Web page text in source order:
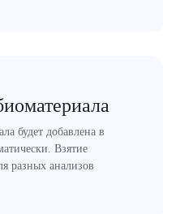
будет добавлена в
Взятие
разных анализов